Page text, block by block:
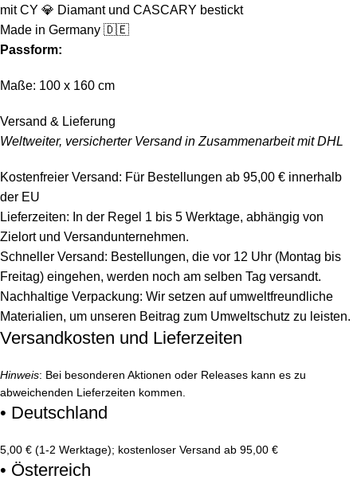
mit CY 💎 Diamant und CASCARY bestickt
Made in Germany 🇩🇪
Passform:
Maße: 100 x 160 cm
Versand & Lieferung
Weltweiter, versicherter Versand in Zusammenarbeit mit DHL
Kostenfreier Versand: Für Bestellungen ab 95,00 € innerhalb
der EU
Lieferzeiten: In der Regel 1 bis 5 Werktage, abhängig von
Zielort und Versandunternehmen.
Schneller Versand: Bestellungen, die vor 12 Uhr (Montag bis
Freitag) eingehen, werden noch am selben Tag versandt.
Nachhaltige Verpackung: Wir setzen auf umweltfreundliche
Materialien, um unseren Beitrag zum Umweltschutz zu leisten.
Versandkosten und Lieferzeiten
Hinweis: Bei besonderen Aktionen oder Releases kann es zu
abweichenden Lieferzeiten kommen.
• Deutschland
5,00 € (1-2 Werktage); kostenloser Versand ab 95,00 €
• Österreich